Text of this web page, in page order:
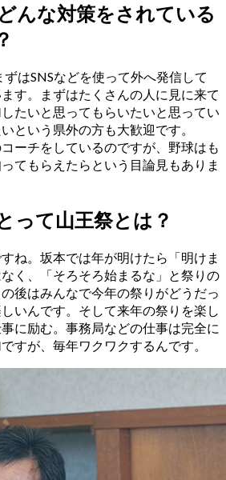
んな対策をされている
はSNSなどを使って外へ発信して
す。まずはたくさんの人に見に来て
たいと思ってもらいたいと思ってい
という県外の方も大歓迎です。
ーチをしているのですが、野球はも
てもらえたらという目論見もありま
って山王祭とは？
ね。坂本では年が明けたら「明けま
く、「そろそろ始まるな」と祭りの
後はみんなで今年の祭りがどうだっ
いんです。そして来年の祭りを楽し
に励む。事務局などの仕事は完全に
すが、毎年ワクワクするんです。